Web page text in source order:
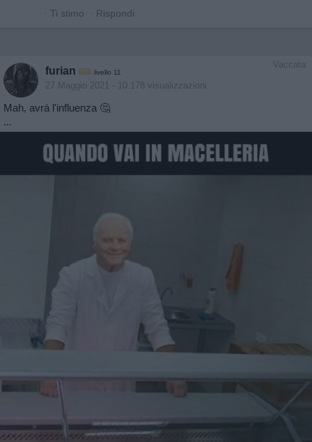
· Ti stimo · Rispondi
Vaccata
furian livello 11
27 Maggio 2021 - 10.178 visualizzazioni
Mah, avrà l'influenza 🤔
...